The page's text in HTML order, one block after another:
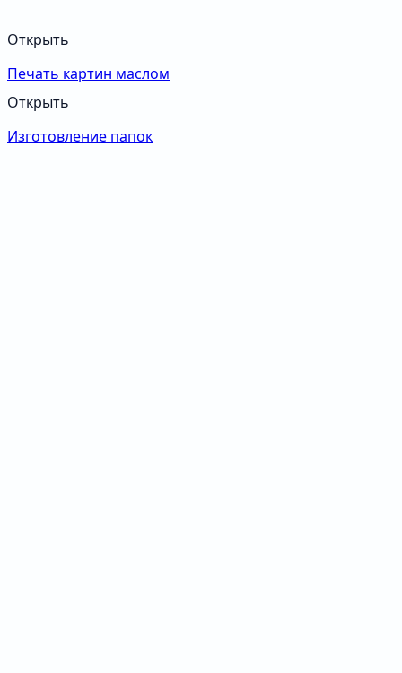
Открыть
Печать картин маслом
Открыть
Изготовление папок